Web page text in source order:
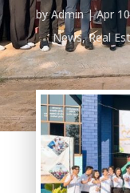
byAdmin Apr
News,Real